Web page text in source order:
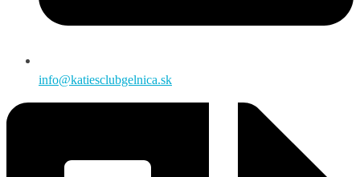
info@katiesclubgelnica.sk